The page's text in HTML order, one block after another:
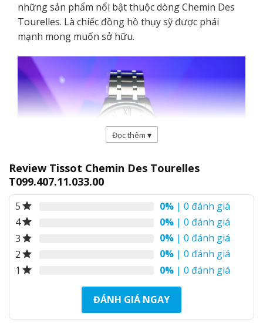
những sản phẩm nổi bật thuộc dòng Chemin Des
Tourelles. Là chiếc đồng hồ thụy sỹ được phái
mạnh mong muốn sở hữu.
Tissot Chemin Des Tourelles T099.407.11.033.00
có thiết kế rất sang trọng và lịch lãm
T099.407.11.033.00
Đọc thêm ▾
Review Tissot Chemin Des Tourelles
T099.407.11.033.00
5 0% | 0 đánh giá
4
0% | 0 đánh giá
3
0% | 0 đánh giá
2
0% | 0 đánh giá
1
0% | 0 đánh giá
ĐÁNH GIÁ NGAY